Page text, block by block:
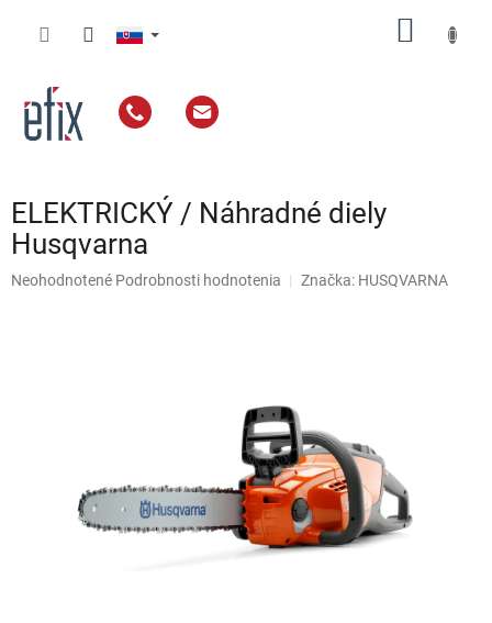
ELEKTRICKÝ / Náhradné diely
Husqvarna
Priemerné
Neohodnotené Podrobnosti hodnotenia Značka: HUSQVARNA